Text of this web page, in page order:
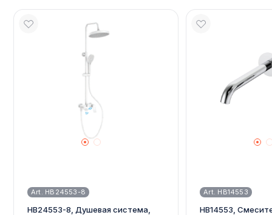
Art. HB24553-8
HB24553-8, Душевая система,
Art. HB14553
HB14553,